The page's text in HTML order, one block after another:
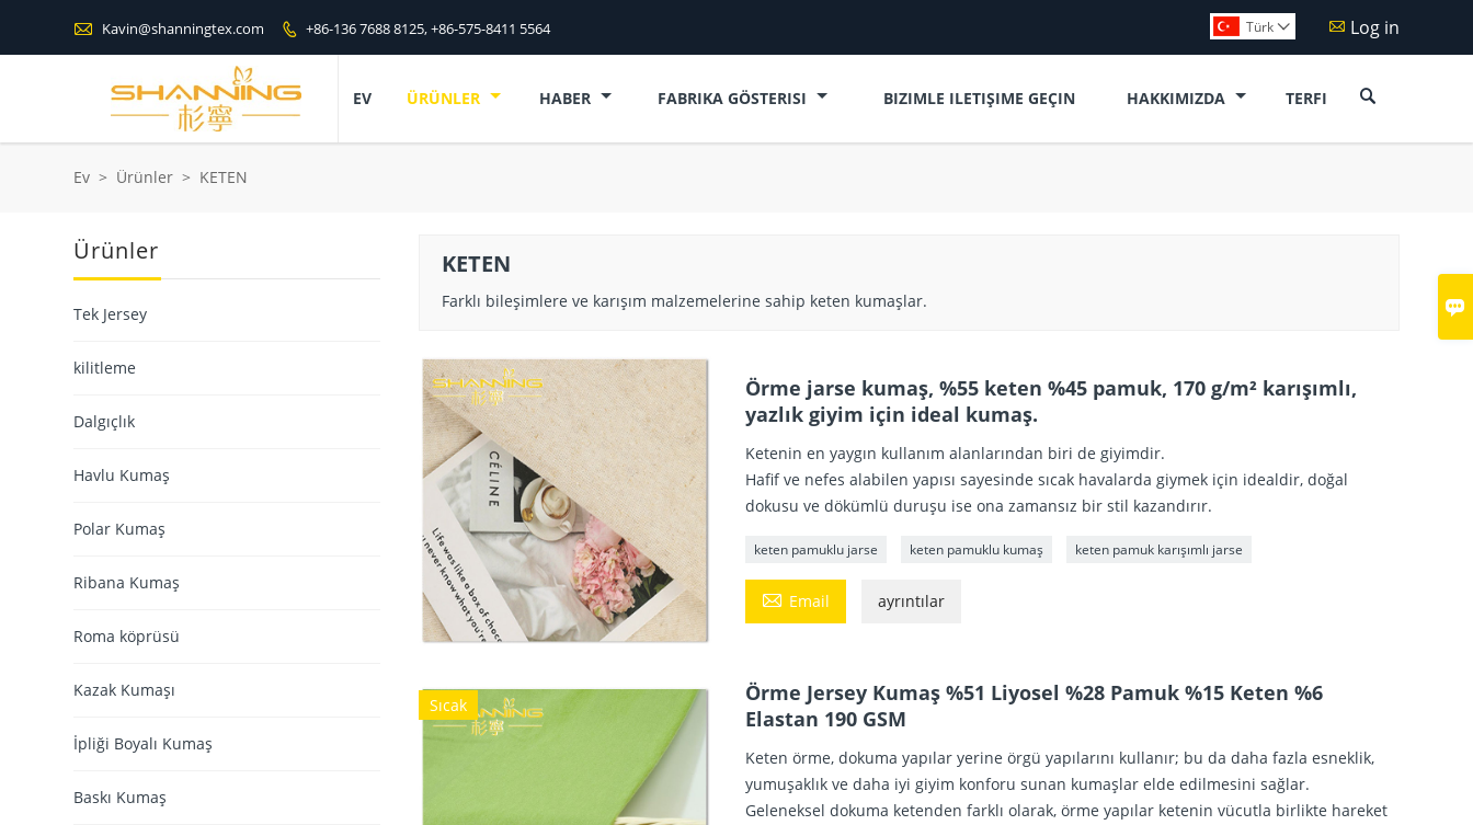

 Kavin@shanningtex.com  +86-136 7688 8125, +86-575-8411 5564  Log in
Türk 
EV ÜRÜNLER HABER FABRIKA GÖSTERISI BIZIMLE ILETIŞIME GEÇIN HAKKIMIZDA TERFI 
Ev > Ürünler > KETEN
KETEN
Farklı bileşimlere ve karışım malzemelerine sahip keten kumaşlar.
Örme jarse kumaş, %55 keten %45 pamuk, 170 g/m² karışımlı,
yazlık giyim için ideal kumaş.
Ketenin en yaygın kullanım alanlarından biri de giyimdir.
Hafif ve nefes alabilen yapısı sayesinde sıcak havalarda giymek için idealdir, doğal
dokusu ve dökümlü duruşu ise ona zamansız bir stil kazandırır.
keten pamuklu jarse keten pamuklu kumaş keten pamuk karışımlı jarse
 Email ayrıntılar
Sıcak
Örme Jersey Kumaş %51 Liyosel %28 Pamuk %15 Keten %6
Elastan 190 GSM
Keten örme, dokuma yapılar yerine örgü yapılarını kullanır; bu da daha fazla esneklik,
yumuşaklık ve daha iyi giyim konforu sunan kumaşlar elde edilmesini sağlar.
Geleneksel dokuma ketenden farklı olarak, örme yapılar ketenin vücutla birlikte hareket
Ürünler
Tek Jersey
kilitleme
Dalgıçlık
Havlu Kumaş
Polar Kumaş
Ribana Kumaş
Roma köprüsü
Kazak Kumaşı
İpliği Boyalı Kumaş
Baskı Kumaş